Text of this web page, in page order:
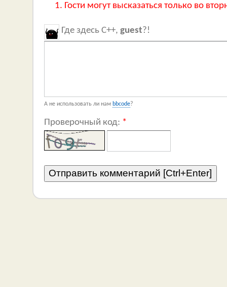
Гости могут высказаться только во
Где здесь C++, guest?!
А не использовать ли нам bbcode?
Проверочный код: *